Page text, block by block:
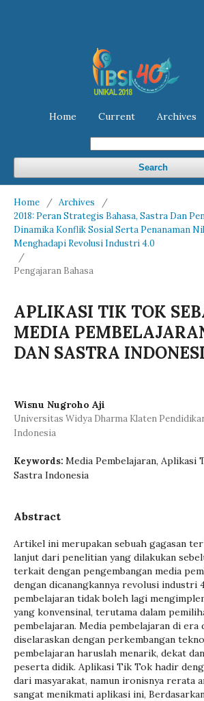
Home Current Archives
Search
Home / Archives
/
2018: Peran Strategis Bahasa, Sastra Dan
Dinamika Konflik Sosial Serta Penanaman
Menghadapi Revolusi Industri 4.0
/
Pengajaran Bahasa
APLIKASI TIK TOK
MEDIA
DAN SASTRA
Wisnu Nugroho Aji
Universitas Widya Dharma Klaten
Indonesia
Keywords: Media Pembelajaran, Aplikasi
Sastra Indonesia
Abstract
Artikel ini merupakan sebuah gagasan
lanjut dari penelitian yang dilakukan
terkait dengan pengembangan media
dengan dicanangkannya revolusi industri
pembelajaran tidak boleh lagi
yang konvensinal, terutama dalam
pembelajaran. Media pembelajaran di era
diselaraskan dengan perkembangan
pembelajaran haruslah menarik, dekat
peserta didik. Aplikasi Tik Tok hadir
dari masyarakat, namun ironisnya rerata
sangat menikmati aplikasi ini,